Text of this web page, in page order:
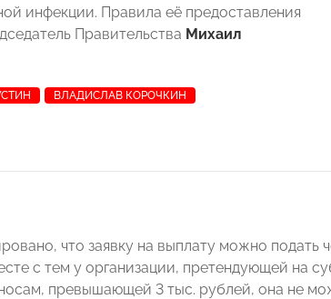
инфекции. Правила её предоставления
Правительства Михаил
ВЛАДИСЛАВ КОРОЧКИН
что заявку на выплату можно подать
с тем у организации, претендующей на
превышающей 3 тыс. рублей, она не